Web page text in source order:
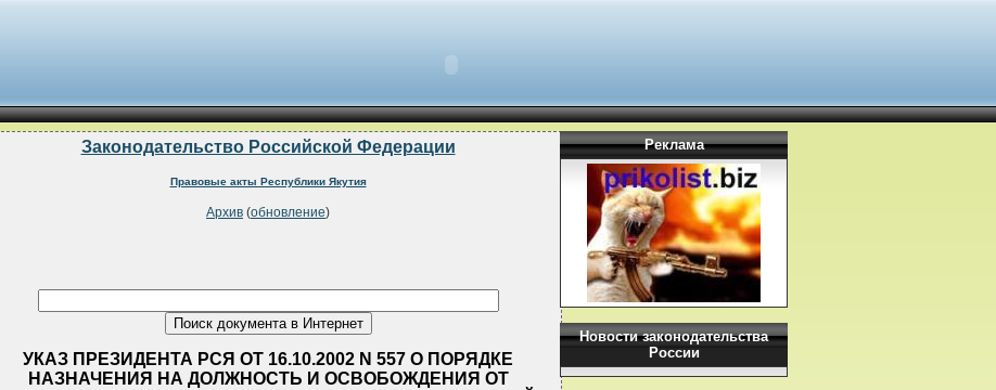
Законодательство Российской Федерации
Правовые акты Республики Якутия
Архив (обновление)
УКАЗ ПРЕЗИДЕНТА РСЯ ОТ 16.10.2002 N 557 О ПОРЯДКЕ
НАЗНАЧЕНИЯ НА ДОЛЖНОСТЬ И ОСВОБОЖДЕНИЯ ОТ
Реклама
Новости законодательства
России